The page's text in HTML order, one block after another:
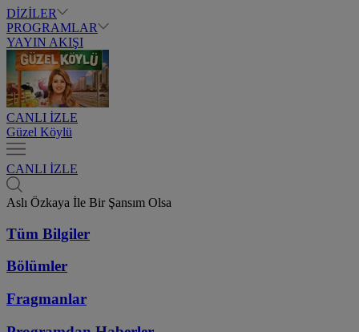
DİZİLER
PROGRAMLAR
YAYIN AKIŞI
CANLI İZLE
Güzel Köylü
CANLI İZLE
Aslı Özkaya İle Bir Şansım Olsa
Tüm Bilgiler
Bölümler
Fragmanlar